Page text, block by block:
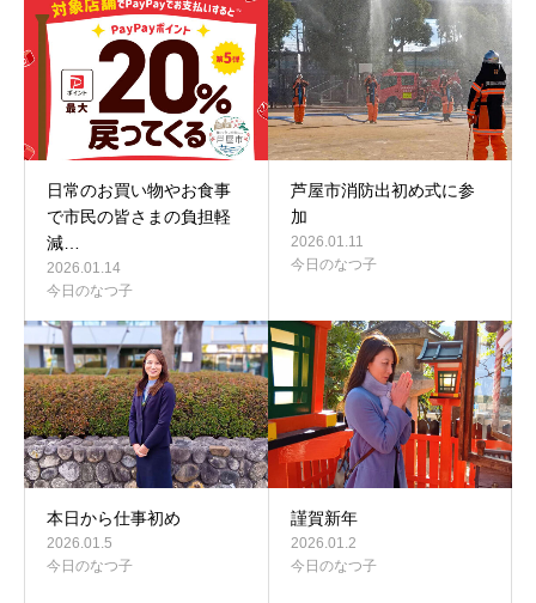
日常のお買い物やお食事
で市民の皆さまの負担軽
減…
2026.01.14
今日のなつ子
芦屋市消防出初め式に参
加
2026.01.11
今日のなつ子
本日から仕事初め
2026.01.5
今日のなつ子
謹賀新年
2026.01.2
今日のなつ子